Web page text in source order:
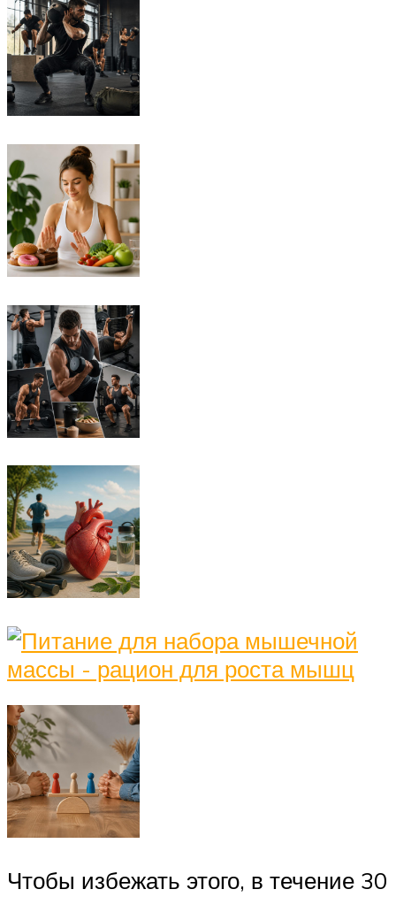
Чтобы избежать этого, в течение 30